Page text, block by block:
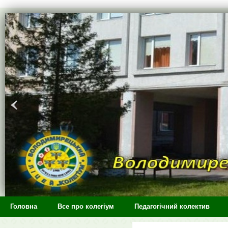
>
Головна Все про колегіум Педагогічний колектив